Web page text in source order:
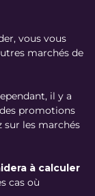
vous vous
marchés de
il y a
promotions
sur les marchés
à calculer
cas où